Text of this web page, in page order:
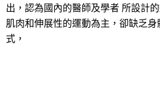
出，認為國內的醫師及學者 所設計
肌肉和伸展性的運動為主，卻缺乏
式，